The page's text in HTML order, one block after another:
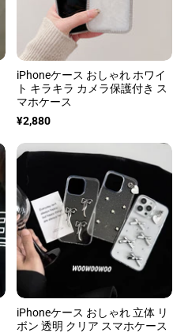
iPhoneケース おしゃれ ホワイ
ト キラキラ カメラ保護付き ス
マホケース
¥2,880
iPhoneケース おしゃれ 立体 リ
ボン 透明 クリア スマホケース